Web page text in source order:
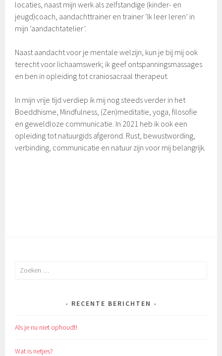
locaties, naast mijn werk als zelfstandige (kinder- en
jeugd)coach, aandachttrainer en trainer ‘Ik leer leren’ in
mijn ‘aandachtatelier’.
Naast aandacht voor je mentale welzijn, kun je bij mij ook
terecht voor lichaamswerk; ik geef ontspanningsmassages
en ben in opleiding tot craniosacraal therapeut.
In mijn vrije tijd verdiep ik mij nog steeds verder in het
Boeddhisme, Mindfulness, (Zen)meditatie, yoga, filosofie
en geweldloze communicatie. In 2021 heb ik ook een
opleiding tot natuurgids afgerond. Rust, bewustwording,
verbinding, communicatie en natuur zijn voor mij belangrijk.
Zoeken
RECENTE BERICHTEN
Als je nu niet ophoudt!
Wat is netjes?